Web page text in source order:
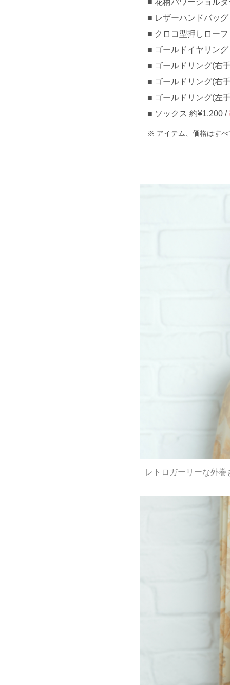
花柄パワーショル
レザーハンドバッ
クロコ型押しロー
ゴールドイヤリン
ゴールドリング(右
ゴールドリング(右
ゴールドリング(左
ソックス 約¥1,200 /
アイテム、価格はす
レトロガーリーな外